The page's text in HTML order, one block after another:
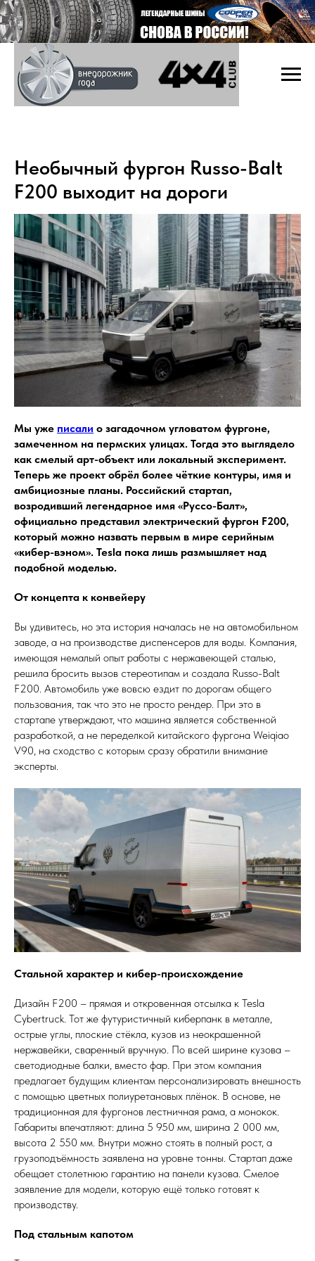
Необычный фургон Russo-Balt
F200 выходит на дороги
Мы уже писали о загадочном угловатом фургоне,
замеченном на пермских улицах. Тогда это выглядело
как смелый арт-объект или локальный эксперимент.
Теперь же проект обрёл более чёткие контуры, имя и
амбициозные планы. Российский стартап,
возродивший легендарное имя «Руссо-Балт»,
официально представил электрический фургон F200,
который можно назвать первым в мире серийным
«кибер-вэном». Tesla пока лишь размышляет над
подобной моделью.
От концепта к конвейеру
Вы удивитесь, но эта история началась не на автомобильном
заводе, а на производстве диспенсеров для воды. Компания,
имеющая немалый опыт работы с нержавеющей сталью,
решила бросить вызов стереотипам и создала Russo-Balt
F200. Автомобиль уже вовсю ездит по дорогам общего
пользования, так что это не просто рендер. При это в
стартапе утверждают, что машина является собственной
разработкой, а не переделкой китайского фургона Weiqiao
V90, на сходство с которым сразу обратили внимание
эксперты.
Стальной характер и кибер-происхождение
Дизайн F200 – прямая и откровенная отсылка к Tesla
Cybertruck. Тот же футуристичный киберпанк в металле,
острые углы, плоские стёкла, кузов из неокрашенной
нержавейки, сваренный вручную. По всей ширине кузова –
светодиодные балки, вместо фар. При этом компания
предлагает будущим клиентам персонализировать внешность
с помощью цветных полиуретановых плёнок. В основе, не
традиционная для фургонов лестничная рама, а монокок.
Габариты впечатляют: длина 5 950 мм, ширина 2 000 мм,
высота 2 550 мм. Внутри можно стоять в полный рост, а
грузоподъёмность заявлена на уровне тонны. Стартап даже
обещает столетнюю гарантию на панели кузова. Смелое
заявление для модели, которую ещё только готовят к
производству.
Под стальным капотом